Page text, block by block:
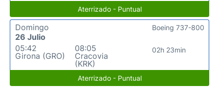
Aterrizado - Puntual
Domingo
26 Julio
05:42
Girona (GRO)
08:05
Cracovia
(KRK)
02h 23min
Boeing 737-800
Aterrizado - Puntual